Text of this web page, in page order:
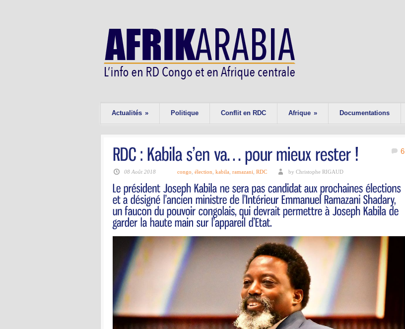
Actualités » Politique Conflit en RDC Afrique » Documentations
6
08 Août 2018 congo élection kabila ramazani RDC by Christophe RIGAUD